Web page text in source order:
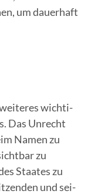
um dau­er­haft
wich­ti­
Das Unrecht
Namen zu
zu
Staa­tes zu
und sei­